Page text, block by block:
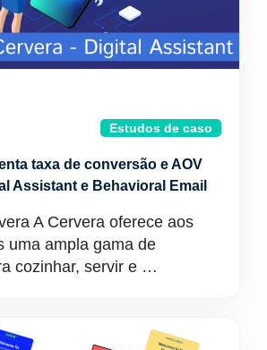
Estudos de caso
taxa de conversão e AOV
Assistant e Behavioral Email
A Cervera oferece aos
uma ampla gama de
cozinhar, servir e …